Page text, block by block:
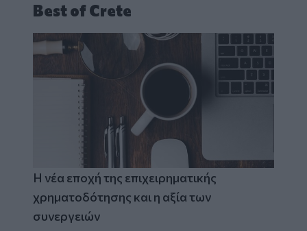
Best of Crete
Η νέα εποχή της επιχειρηματικής
χρηματοδότησης και η αξία των
συνεργειών